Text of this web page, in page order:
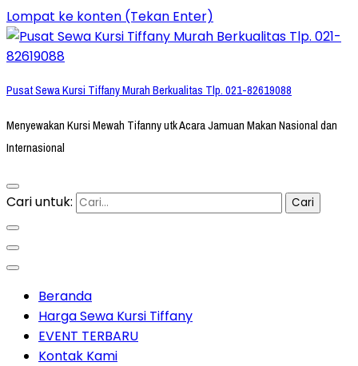
Lompat ke konten (Tekan Enter)
Pusat Sewa Kursi Tiffany Murah Berkualitas Tlp. 021-82619088
Menyewakan Kursi Mewah Tifanny utk Acara Jamuan Makan Nasional dan
Internasional
Cari untuk:
Beranda
Harga Sewa Kursi Tiffany
EVENT TERBARU
Kontak Kami